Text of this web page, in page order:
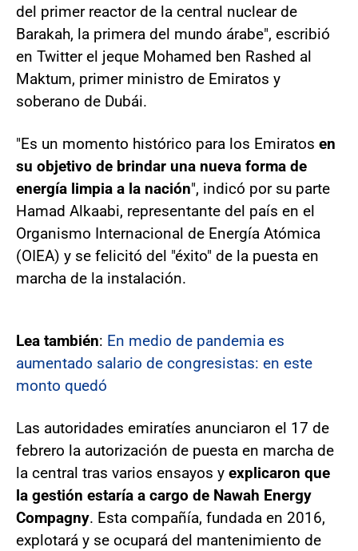
del primer reactor de la central nuclear de
Barakah, la primera del mundo árabe", escribió
en Twitter el jeque Mohamed ben Rashed al
Maktum, primer ministro de Emiratos y
soberano de Dubái.
"Es un momento histórico para los Emiratos en
su objetivo de brindar una nueva forma de
energía limpia a la nación", indicó por su parte
Hamad Alkaabi, representante del país en el
Organismo Internacional de Energía Atómica
(OIEA) y se felicitó del "éxito" de la puesta en
marcha de la instalación.
Lea también: En medio de pandemia es
aumentado salario de congresistas: en este
monto quedó
Las autoridades emiratíes anunciaron el 17 de
febrero la autorización de puesta en marcha de
la central tras varios ensayos y explicaron que
la gestión estaría a cargo de Nawah Energy
Compagny. Esta compañía, fundada en 2016,
explotará y se ocupará del mantenimiento de